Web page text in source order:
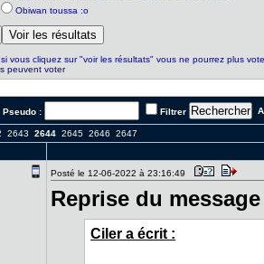
Obiwan toussa :o
vous cliquez sur "voir les résultats" vous ne pourrez plus
peuvent voter
Pseudo : Filtrer
2643 2644 2645 2646
2647
Posté le 12-06-2022 à 23:16:49
Reprise du
Ciler a écrit :